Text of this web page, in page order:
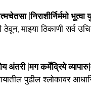
|निराशीर्निर्ममो
ठेवून, माझ्या ठिकाणी
अंतरी |मग कर्मेंद्रिये
पुढील श्लोकावर